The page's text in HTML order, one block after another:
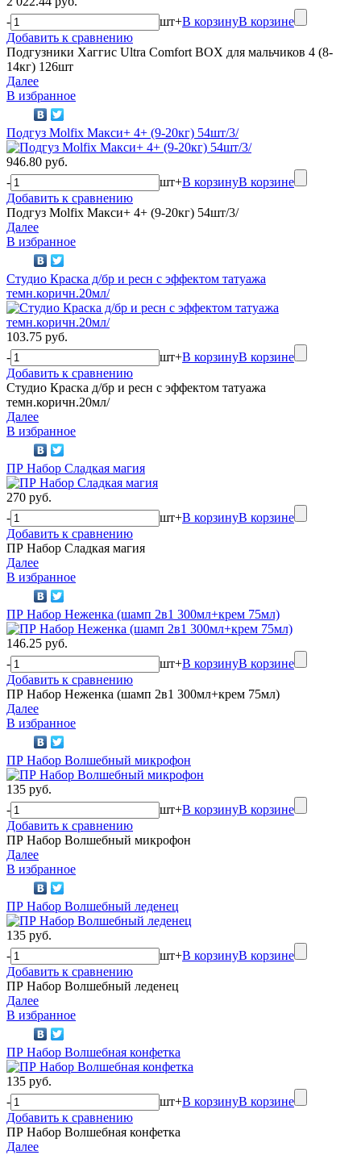
-
шт+В корзинуВ корзине
Добавить к сравнению
Подгузники Хаггис Ultra Comfort BOX для мальчиков 4 (8-
14кг) 126шт
Далее
В избранное
Подгуз Molfix Макси+ 4+ (9-20кг) 54шт/3/
946.80 руб.
-
шт+В корзинуВ корзине
Добавить к сравнению
Подгуз Molfix Макси+ 4+ (9-20кг) 54шт/3/
Далее
В избранное
Студио Краска д/бр и ресн с эффектом татуажа
темн.коричн.20мл/
103.75 руб.
-
шт+В корзинуВ корзине
Добавить к сравнению
Студио Краска д/бр и ресн с эффектом татуажа
темн.коричн.20мл/
Далее
В избранное
ПР Набор Сладкая магия
270 руб.
-
шт+В корзинуВ корзине
Добавить к сравнению
ПР Набор Сладкая магия
Далее
В избранное
ПР Набор Неженка (шамп 2в1 300мл+крем 75мл)
146.25 руб.
-
шт+В корзинуВ корзине
Добавить к сравнению
ПР Набор Неженка (шамп 2в1 300мл+крем 75мл)
Далее
В избранное
ПР Набор Волшебный микрофон
135 руб.
-
шт+В корзинуВ корзине
Добавить к сравнению
ПР Набор Волшебный микрофон
Далее
В избранное
ПР Набор Волшебный леденец
135 руб.
-
шт+В корзинуВ корзине
Добавить к сравнению
ПР Набор Волшебный леденец
Далее
В избранное
ПР Набор Волшебная конфетка
135 руб.
-
шт+В корзинуВ корзине
Добавить к сравнению
ПР Набор Волшебная конфетка
Далее